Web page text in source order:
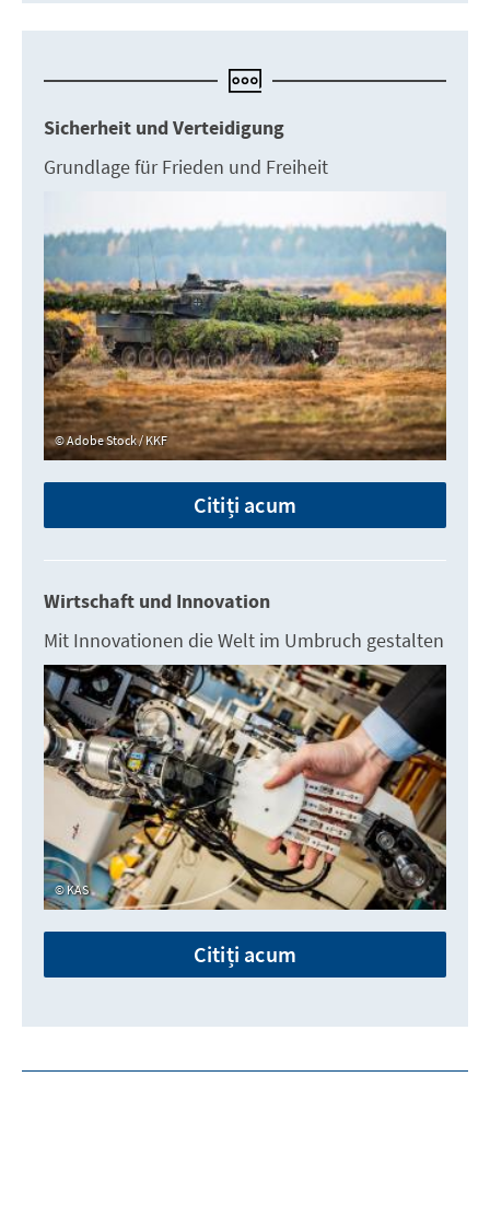
Sicherheit und Verteidigung
Grundlage für Frieden und Freiheit
Adobe Stock / KKF
Citiți acum
Wirtschaft und Innovation
Mit Innovationen die Welt im Umbruch gestalten
KAS
Citiți acum